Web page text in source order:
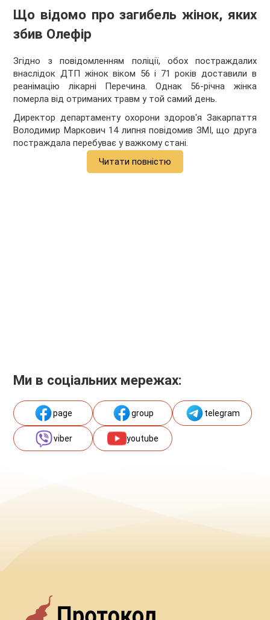
Що відомо про загибель жінок, яких
збив Олефір
Згідно з повідомленням поліції, обох постраждалих
внаслідок ДТП жінок віком 56 і 71 років доставили в
реанімацію лікарні Перечина. Однак 56-річна жінка
померла від отриманих травм у той самий день.
Директор департаменту охорони здоров'я Закарпаття
Володимир Маркович 14 липня повідомив ЗМІ, що друга
постраждала перебуває у важкому стані.
Читати повністю
Ми в соціальних мережах:
page group telegram
viber youtube